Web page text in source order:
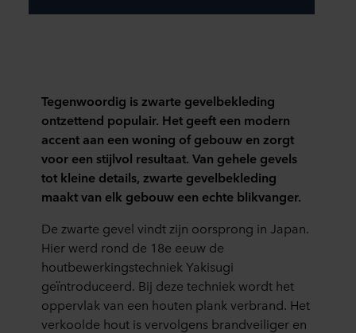
Tegenwoordig iszwarte gevelbekleding
ontzettend populair. Het geeft een modern
accent aan een woning of gebouw en zorgt
voor een stijlvol resultaat. Van gehele gevels
tot kleine details, zwarte gevelbekleding
maakt van elk gebouw een echte blikvanger.
De zwarte gevel vindt zijn oorsprong in Japan.
Hier werd rond de 18e eeuw de
houtbewerkingstechniek Yakisugi
geïntroduceerd. Bij deze techniek wordt het
oppervlak van een houten plank verbrand. Het
verkoolde hout is vervolgens brandveiliger en